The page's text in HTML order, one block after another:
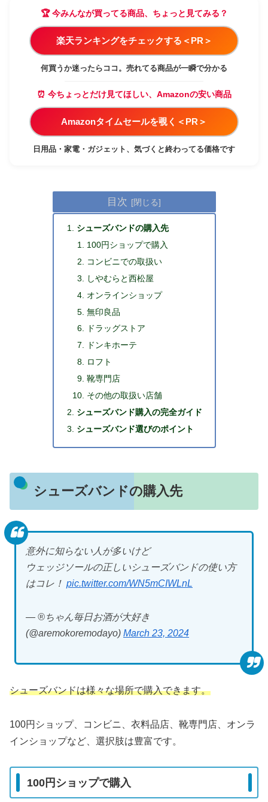
🏆 今みんなが買ってる商品、ちょっと見てみる？
楽天ランキングをチェックする＜PR＞
何買うか迷ったらココ。売れてる商品が一瞬で分かる
⏰ 今ちょっとだけ見てほしい、Amazonの安い商品
Amazonタイムセールを覗く＜PR＞
日用品・家電・ガジェット、気づくと終わってる価格です
目次
シューズバンドの購入先
100円ショップで購入
コンビニでの取扱い
しやむらと西松屋
オンラインショップ
無印良品
ドラッグストア
ドンキホーテ
ロフト
靴専門店
その他の取扱い店舗
シューズバンド購入の完全ガイド
シューズバンド選びのポイント
シューズバンドの購入先
意外に知らない人が多いけど
ウェッジソールの正しいシューズバンドの使い方
はコレ！ pic.twitter.com/WN5mCIWLnL
— ®️ちゃん毎日お酒が大好き
(@aremokoremodayo) March 23, 2024
シューズバンドは様々な場所で購入できます。
100円ショップ、コンビニ、衣料品店、靴専門店、オンラ
インショップなど、選択肢は豊富です。
100円ショップで購入